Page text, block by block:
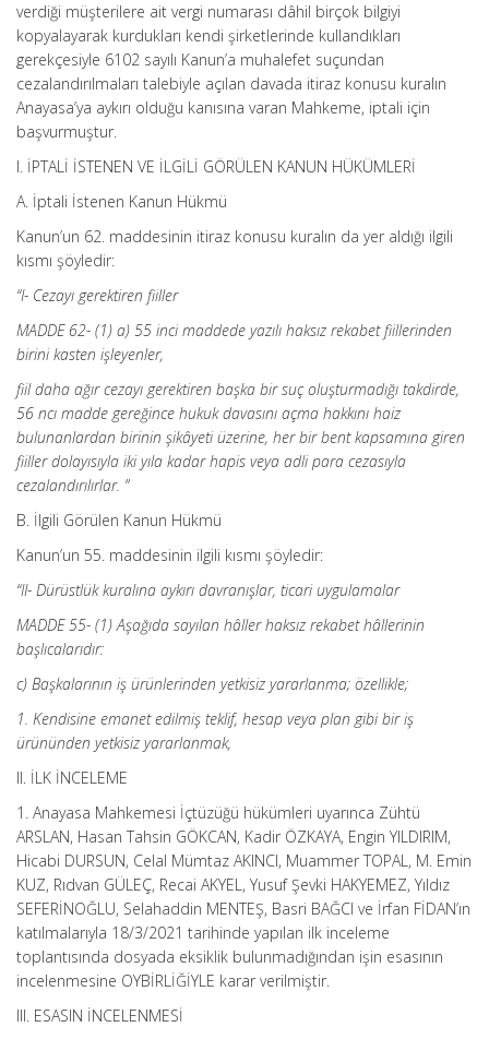
verdiği müşterilere ait vergi numarası dâhil birçok bilgiyi
kopyalayarak kurdukları kendi şirketlerinde kullandıkları
gerekçesiyle 6102 sayılı Kanun’a muhalefet suçundan
cezalandırılmaları talebiyle açılan davada itiraz konusu kuralın
Anayasa’ya aykırı olduğu kanısına varan Mahkeme, iptali için
başvurmuştur.
I. İPTALİ İSTENEN VE İLGİLİ GÖRÜLEN KANUN HÜKÜMLERİ
A. İptali İstenen Kanun Hükmü
Kanun’un 62. maddesinin itiraz konusu kuralın da yer aldığı ilgili
kısmı şöyledir:
“I- Cezayı gerektiren fiiller
MADDE 62- (1) a) 55 inci maddede yazılı haksız rekabet fiillerinden
birini kasten işleyenler,
fiil daha ağır cezayı gerektiren başka bir suç oluşturmadığı takdirde,
56 ncı madde gereğince hukuk davasını açma hakkını haiz
bulunanlardan birinin şikâyeti üzerine, her bir bent kapsamına giren
fiiller dolayısıyla iki yıla kadar hapis veya adli para cezasıyla
cezalandırılırlar. ”
B. İlgili Görülen Kanun Hükmü
Kanun’un 55. maddesinin ilgili kısmı şöyledir:
“II- Dürüstlük kuralına aykırı davranışlar, ticari uygulamalar
MADDE 55- (1) Aşağıda sayılan hâller haksız rekabet hâllerinin
başlıcalarıdır:
c) Başkalarının iş ürünlerinden yetkisiz yararlanma; özellikle;
1. Kendisine emanet edilmiş teklif, hesap veya plan gibi bir iş
ürününden yetkisiz yararlanmak,
II. İLK İNCELEME
1. Anayasa Mahkemesi İçtüzüğü hükümleri uyarınca Zühtü
ARSLAN, Hasan Tahsin GÖKCAN, Kadir ÖZKAYA, Engin YILDIRIM,
Hicabi DURSUN, Celal Mümtaz AKINCI, Muammer TOPAL, M. Emin
KUZ, Rıdvan GÜLEÇ, Recai AKYEL, Yusuf Şevki HAKYEMEZ, Yıldız
SEFERİNOĞLU, Selahaddin MENTEŞ, Basri BAĞCI ve İrfan FİDAN’ın
katılmalarıyla 18/3/2021 tarihinde yapılan ilk inceleme
toplantısında dosyada eksiklik bulunmadığından işin esasının
incelenmesine OYBİRLİĞİYLE karar verilmiştir.
III. ESASIN İNCELENMESİ